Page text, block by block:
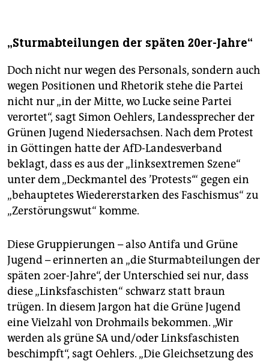
„Sturmabteilungen der späten 20er-Jahre“
Doch nicht nur wegen des Personals, sondern auch
wegen Positionen und Rhetorik stehe die Partei
nicht nur „in der Mitte, wo Lucke seine Partei
verortet“, sagt Simon Oehlers, Landessprecher der
Grünen Jugend Niedersachsen. Nach dem Protest
in Göttingen hatte der AfD-Landesverband
beklagt, dass es aus der „linksextremen Szene“
unter dem „Deckmantel des ’Protests‘“ gegen ein
„behauptetes Wiedererstarken des Faschismus“ zu
„Zerstörungswut“ komme.
Diese Gruppierungen – also Antifa und Grüne
Jugend – erinnerten an „die Sturmabteilungen der
späten 20er-Jahre“, der Unterschied sei nur, dass
diese „Linksfaschisten“ schwarz statt braun
trügen. In diesem Jargon hat die Grüne Jugend
eine Vielzahl von Drohmails bekommen. „Wir
werden als grüne SA und/oder Linksfaschisten
beschimpft“, sagt Oehlers. „Die Gleichsetzung des